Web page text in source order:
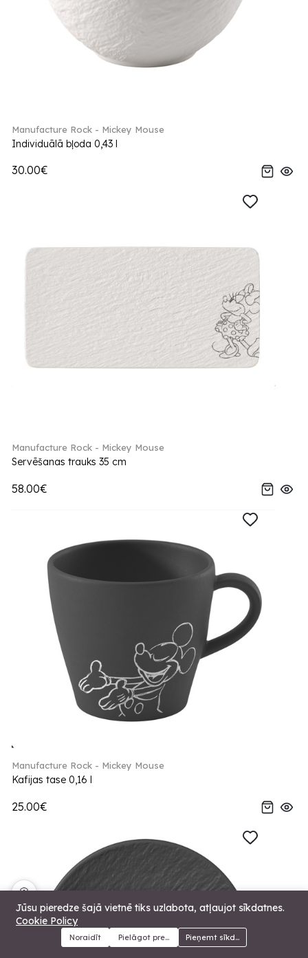
Menu Kategorijas Meklēt Grozs
Manufacture Rock - Mickey Mouse
Individuālā bļoda 0,43 l
30.00€
Manufacture Rock - Mickey Mouse
Servēšanas trauks 35 cm
58.00€
Manufacture Rock - Mickey Mouse
Kafijas tase 0,16 l
25.00€
Jūsu pieredze šajā vietnē tiks uzlabota, atļaujot sīkdatnes.
Cookie Policy
Noraidīt Pielāgot preferencesPieņemt sīkdatnes
🍪